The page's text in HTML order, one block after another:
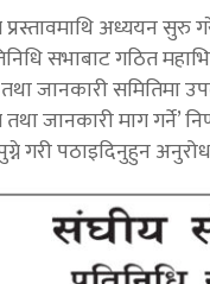
अध्ययन सुरु
सभाबाट गठित
जानकारी समितिमा
तथा जानकारी माग
गरी पठाइदिनुहुन